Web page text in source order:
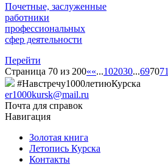
Почетные, заслуженные
работники
профессиональных
сфер деятельности
Перейти
Страница 70 из 200««...102030...697071
#Навстречу1000летиюКурска
er1000kursk@mail.ru
Почта для справок
Навигация
Золотая книга
Летопись Курска
Контакты